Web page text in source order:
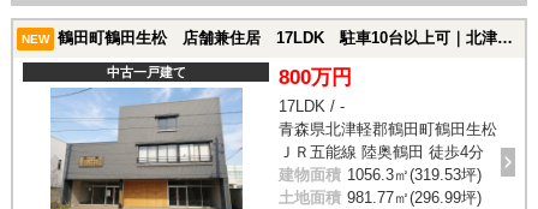
NEW 鶴田町鶴田生松 店舗兼住居 17LDK 駐車10台以上可｜北津軽郡鶴田町鶴田生松の中古一戸建て
中古一戸建て 800万円
17LDK / -
青森県北津軽郡鶴田町鶴田生松
ＪＲ五能線 陸奥鶴田 徒歩4分
建物面積 1056.3㎡(319.53坪)
土地面積 981.77㎡(296.99坪)